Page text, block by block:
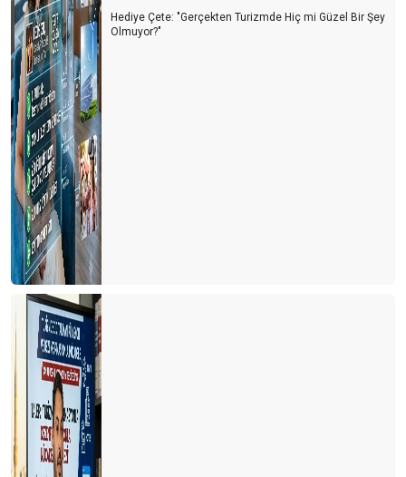
Turizm nasıl gidiyor? İyi mi? Kötü mü?
Antalya turist sayısında rekorlar kırıyor ama lüks oteller neden
boş?
Antalya oldu Dolaristan
Turizm Yazarları ile buluşma ve Yıldıray Karaer
Siyasetin turizme bakış açısı
ITB Berlin Turizm Fuarının ardından
Otelciler arada kaldı
Otelciler, depremzedelerin yaralarını sarıyor
Turizmde 2022’nin Ardından 2023 yılı beklentileri
Konaklama vergisi muamması sürüyor
1 Milyon turist nerede?
Turist sayısı arttıkça kazalar da artıyor
Doldur boşalt turizmi
Hediye Çete: "Gerçekten Turizmde Hiç mi Güzel Bir Şey
Olmuyor?"